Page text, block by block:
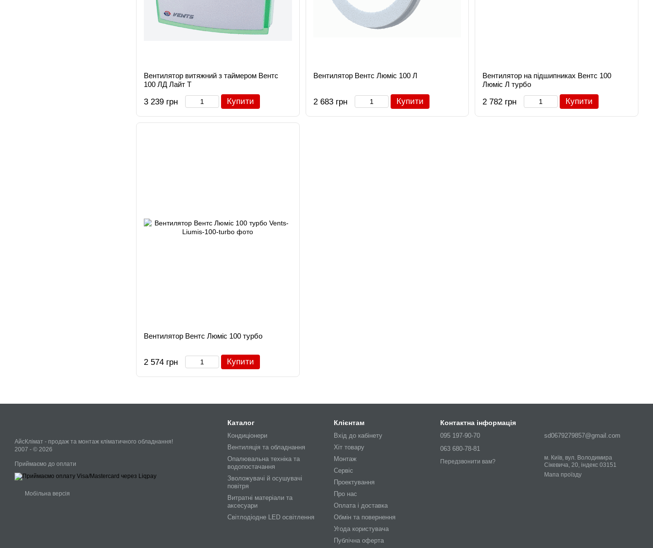
Вентилятор витяжний з таймером Вентс
100 ЛД Лайт Т
3 239 грн Купити
Вентилятор Вентс Люміс 100 Л
2 683 грн Купити
Вентилятор на підшипниках Вентс 100
Люміс Л турбо
2 782 грн Купити
Вентилятор Вентс Люміс 100 турбо
2 574 грн Купити
АйсКлімат - продаж та монтаж кліматичного обладнання!
2007 - © 2026
Приймаємо до оплати
Мобільна версія
Каталог
Кондиціонери
Вентиляція та обладнання
Опалювальна техніка та
водопостачання
Зволожувачі й осушувачі
повітря
Витратні матеріали та
аксесуари
Світлодіодне LED освітлення
Клієнтам
Вхід до кабінету
Хіт товару
Монтаж
Сервіс
Проектування
Про нас
Оплата і доставка
Обмін та повернення
Угода користувача
Публічна оферта
Контактна інформація
095 197-90-70
063 680-78-81
Передзвонити вам?
sd0679279857@gmail.com
м. Київ, вул. Володимира
Сікевича, 20, індекс 03151
Мапа проїзду